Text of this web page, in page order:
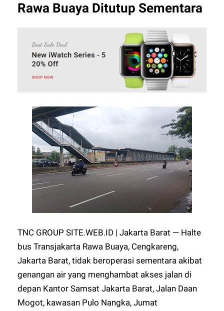
Rawa Buaya Ditutup Sementara
TNC GROUP SITE.WEB.ID | Jakarta Barat — Halte
bus Transjakarta Rawa Buaya, Cengkareng,
Jakarta Barat, tidak beroperasi sementara akibat
genangan air yang menghambat akses jalan di
depan Kantor Samsat Jakarta Barat, Jalan Daan
Mogot, kawasan Pulo Nangka, Jumat